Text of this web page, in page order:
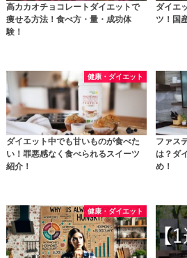
高カカオチョコレートダイエットで
痩せる方法！食べ方・量・成功体
験！
ダイエ
ツ！国
健康・ダイエット
ダイエット中でも甘いものが食べた
い！罪悪感なく食べられるスイーツ
紹介！
ファス
は？ダ
め！
健康・ダイエット